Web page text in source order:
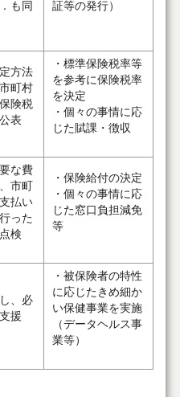
も同
証等の発行）
方法
町村
険税
表
・標準保険税率等
を参考に保険税率
を決定
・個々の事情に応
じた賦課・徴収
な費
市町
払い
った
検
・保険給付の決定
・個々の事情に応
じた窓口負担減免
等
、必
援
・被保険者の特性
に応じたきめ細か
い保健事業を実施
（データヘルス事
業等）